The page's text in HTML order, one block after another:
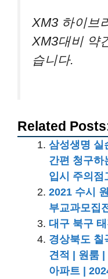
XM3 하이브
XM3대비 약
습니다.
Related
삼성생명 실
간편 청구하
입시 주의점
2021 수시
부교과모집
대구 북구
경상북도 칠
견적 | 원룸 |
아파트 |